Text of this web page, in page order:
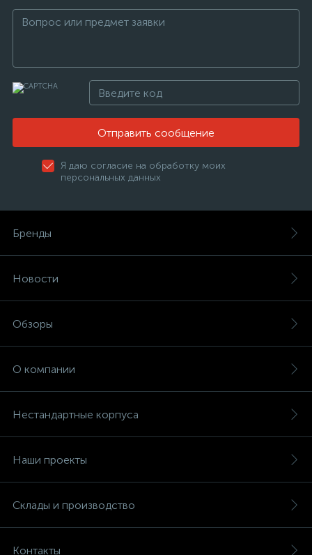
Отправить сообщение
Я даю согласие на обработку моих
персональных данных
Бренды
Новости
Обзоры
О компании
Нестандартные корпуса
Наши проекты
Склады и производство
Контакты